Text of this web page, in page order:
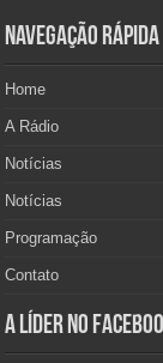
Navegação Rápida
Home
A Rádio
Notícias
Notícias
Programação
Contato
A Líder no